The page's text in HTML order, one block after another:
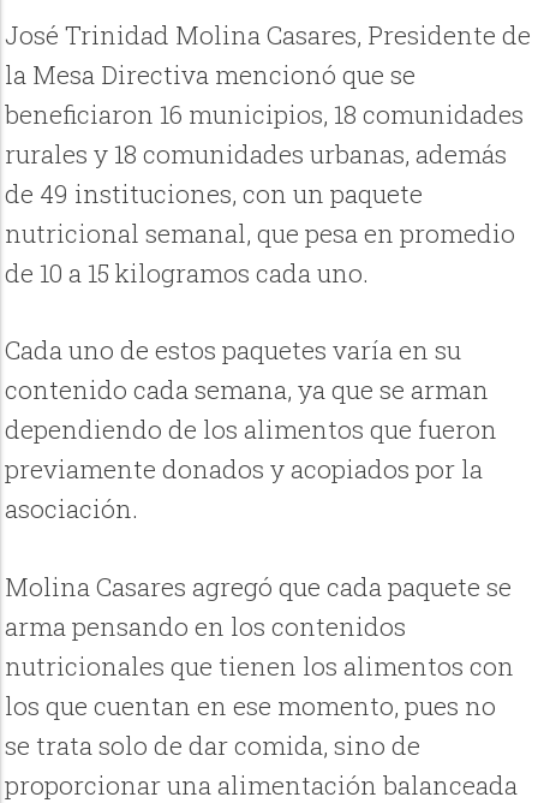
José Trinidad Molina Casares, Presidente de
la Mesa Directiva mencionó que se
beneficiaron 16 municipios, 18 comunidades
rurales y 18 comunidades urbanas, además
de 49 instituciones, con un paquete
nutricional semanal, que pesa en promedio
de 10 a 15 kilogramos cada uno.
Cada uno de estos paquetes varía en su
contenido cada semana, ya que se arman
dependiendo de los alimentos que fueron
previamente donados y acopiados por la
asociación.
Molina Casares agregó que cada paquete se
arma pensando en los contenidos
nutricionales que tienen los alimentos con
los que cuentan en ese momento, pues no
se trata solo de dar comida, sino de
proporcionar una alimentación balanceada